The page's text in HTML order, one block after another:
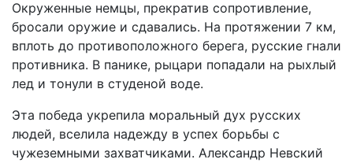
Окруженные немцы, прекратив сопротивление,
бросали оружие и сдавались. На протяжении 7 км,
вплоть до противоположного берега, русские гнали
противника. В панике, рыцари попадали на рыхлый
лед и тонули в студеной воде.
Эта победа укрепила моральный дух русских
людей, вселила надежду в успех борьбы с
чужеземными захватчиками. Александр Невский